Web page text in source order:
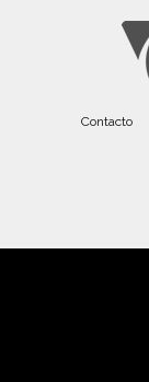
Contacto